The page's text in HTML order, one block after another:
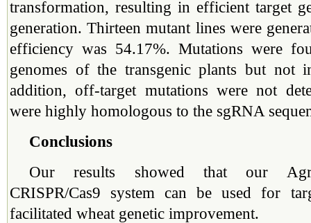
transformation, resulting in efficient target
generation. Thirteen mutant lines were
efficiency was 54.17%. Mutations were
genomes of the transgenic plants but not
addition, off-target mutations were not
were highly homologous to the sgRNA
Conclusions
Our results showed that our
CRISPR/Cas9 system can be used for
facilitated wheat genetic improvement.